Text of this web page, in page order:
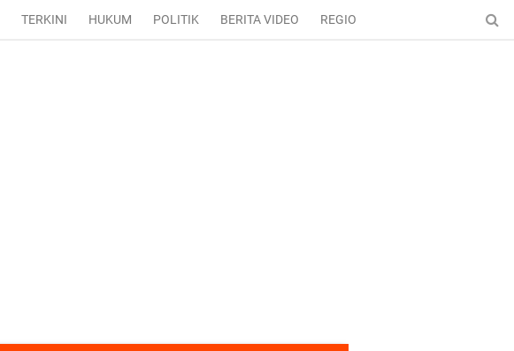
TERKINI HUKUM POLITIK BERITA VIDEO REGIONAL ENTERTAINMENT